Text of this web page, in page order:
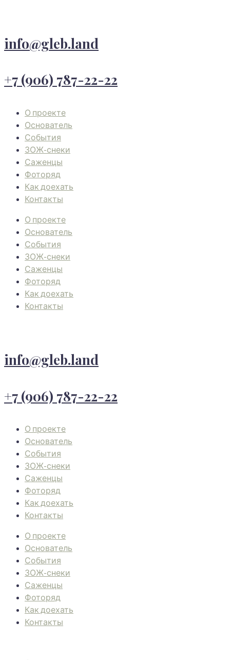
info@gleb.land
+7 (906) 787-22-22
О проекте
Основатель
События
ЗОЖ-снеки
Саженцы
Фоторяд
Как доехать
Контакты
О проекте
Основатель
События
ЗОЖ-снеки
Саженцы
Фоторяд
Как доехать
Контакты
info@gleb.land
+7 (906) 787-22-22
О проекте
Основатель
События
ЗОЖ-снеки
Саженцы
Фоторяд
Как доехать
Контакты
О проекте
Основатель
События
ЗОЖ-снеки
Саженцы
Фоторяд
Как доехать
Контакты